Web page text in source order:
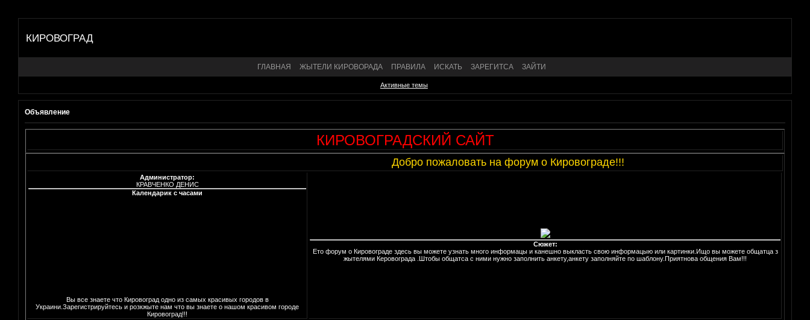
КИРОВОГРАД
ГЛАВНАЯ ЖЫТЕЛИ КИРОВОРАДА ПРАВИЛА ИСКАТЬ ЗАРЕГИТСА ЗАЙТИ
Активные темы
Объявление
КИРОВОГРАДСКИЙ САЙТ
Добро пожаловать на форум о Кировограде!!!
Администратор:
КРАВЧЕНКО ДЕНИС
Календарик с часами
Вы все знаете что Кировоград одно из самых красивых городов в
Украини.Зарегистрируйтесь и розкжыте нам что вы знаете о нашом красивом городе
Кировоград!!!
Сюжет:
Ето форум о Кировограде здесь вы можете узнать много информацы и канешно выкласть свою информацыю или картинки.Ищо вы можете общатца з
жытелями Керовограда .Штобы общатса с ними нужно заполнить анкету,анкету заполняйте по шаблону.Приятнова общения Вам!!!